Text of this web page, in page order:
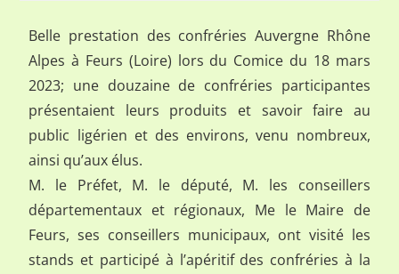
Belle prestation des confréries Auvergne Rhône
Alpes à Feurs (Loire) lors du Comice du 18 mars
2023; une douzaine de confréries participantes
présentaient leurs produits et savoir faire au
public ligérien et des environs, venu nombreux,
ainsi qu’aux élus.
M. le Préfet, M. le député, M. les conseillers
départementaux et régionaux, Me le Maire de
Feurs, ses conseillers municipaux, ont visité les
stands et participé à l’apéritif des confréries à la